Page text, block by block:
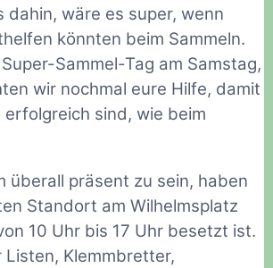
dahin, wäre es super, wenn
könnten beim Sammeln.
Sammel-Tag am Samstag,
wir nochmal eure Hilfe, damit
sind, wie beim
überall präsent zu sein, haben
Standort am Wilhelmsplatz
10 Uhr bis 17 Uhr besetzt ist.
Listen, Klemmbretter,